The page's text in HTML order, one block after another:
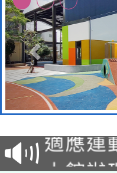
本校
招甄選
適應運
本館